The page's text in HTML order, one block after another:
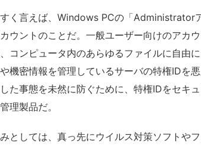
く言えば、Windows PCの「Administrator
ウントのことだ。一般ユーザー向けのアカ
コンピュータ内のあらゆるファイルに自由
機密情報を管理しているサーバの特権IDを
た事態を未然に防ぐために、特権IDをセキ
理製品だ。
としては、真っ先にウイルス対策ソフトや